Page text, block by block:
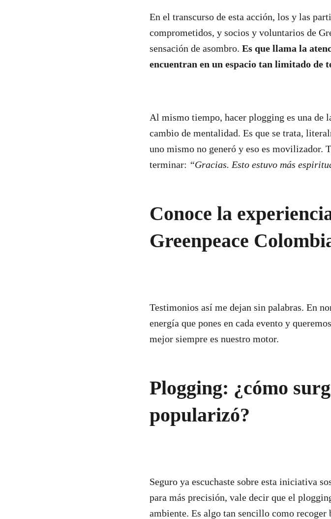
En el transcurso de esta acción, los y las
comprometidos, y socios y voluntarios de
sensación de asombro. Es que llama la
encuentran en un espacio tan limitado de
Al mismo tiempo, hacer plogging es una de
cambio de mentalidad. Es que se trata,
uno mismo no generó y eso es movilizador.
terminar: “Gracias. Esto estuvo más
Conoce la
Greenpeace
Testimonios así me dejan sin palabras. En
energía que pones en cada evento y
mejor siempre es nuestro motor.
Plogging: ¿cómo
popularizó?
Seguro ya escuchaste sobre esta iniciativa
para más precisión, vale decir que el
ambiente. Es algo tan sencillo como recoger